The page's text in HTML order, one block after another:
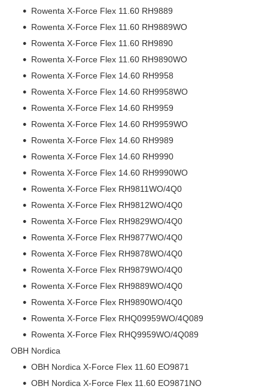
Rowenta X-Force Flex 11.60 RH9889
Rowenta X-Force Flex 11.60 RH9889WO
Rowenta X-Force Flex 11.60 RH9890
Rowenta X-Force Flex 11.60 RH9890WO
Rowenta X-Force Flex 14.60 RH9958
Rowenta X-Force Flex 14.60 RH9958WO
Rowenta X-Force Flex 14.60 RH9959
Rowenta X-Force Flex 14.60 RH9959WO
Rowenta X-Force Flex 14.60 RH9989
Rowenta X-Force Flex 14.60 RH9990
Rowenta X-Force Flex 14.60 RH9990WO
Rowenta X-Force Flex RH9811WO/4Q0
Rowenta X-Force Flex RH9812WO/4Q0
Rowenta X-Force Flex RH9829WO/4Q0
Rowenta X-Force Flex RH9877WO/4Q0
Rowenta X-Force Flex RH9878WO/4Q0
Rowenta X-Force Flex RH9879WO/4Q0
Rowenta X-Force Flex RH9889WO/4Q0
Rowenta X-Force Flex RH9890WO/4Q0
Rowenta X-Force Flex RHQ09959WO/4Q089
Rowenta X-Force Flex RHQ9959WO/4Q089
OBH Nordica
OBH Nordica X-Force Flex 11.60 EO9871
OBH Nordica X-Force Flex 11.60 EO9871NO